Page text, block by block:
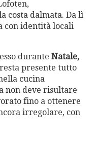
costa dalmata. Da lì
con identità locali
durante Natale,
presente tutto
cucina
non deve risultare
fino a ottenere
irregolare, con